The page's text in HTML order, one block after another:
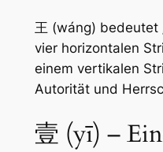
王 (wáng) bedeutet
vier horizontalen
einem vertikalen
Autorität und
壹 (yī) –